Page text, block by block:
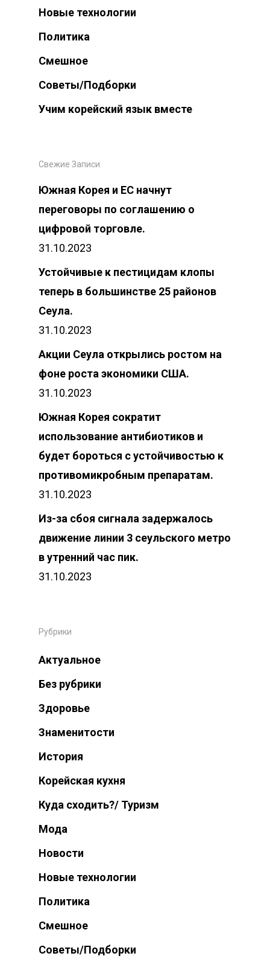
Новые технологии
Политика
Смешное
Советы/Подборки
Учим корейский язык вместе
Свежие Записи
Южная Корея и ЕС начнут
переговоры по соглашению о
цифровой торговле.
31.10.2023
Устойчивые к пестицидам клопы
теперь в большинстве 25 районов
Сеула.
31.10.2023
Акции Сеула открылись ростом на
фоне роста экономики США.
31.10.2023
Южная Корея сократит
использование антибиотиков и
будет бороться с устойчивостью к
противомикробным препаратам.
31.10.2023
Из-за сбоя сигнала задержалось
движение линии 3 сеульского метро
в утренний час пик.
31.10.2023
Рубрики
Актуальное
Без рубрики
Здоровье
Знаменитости
История
Корейская кухня
Куда сходить?/ Туризм
Мода
Новости
Новые технологии
Политика
Смешное
Советы/Подборки